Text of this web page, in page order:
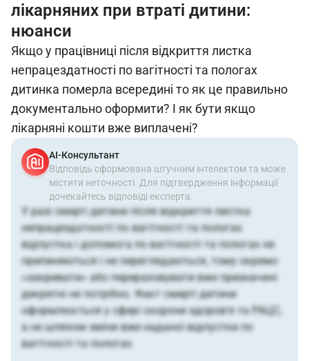
лікарняних при втраті дитини:
нюанси
Якщо у працівниці після відкриття листка
непрацездатності по вагітності та пологах
дитинка померла всередині то як це правильно
документально оформити? І як бути якщо
лікарняні кошти вже виплачені?
АІ-Консультант
Відповідь сформована штучним інтелектом та може
містити неточності. Для підтвердження інформації
дочекайтесь відповіді експерта.
У разі смерті дитини після відкриття листка
непрацездатності по вагітності та пологах
відпустка і допомога по вагітності та пологах не
припиняються і не переглядаються, тому окремо
«закривати» або перераховувати вже призначені
декретні не потрібно. Факт смерті дитини
оформлюється у сфері охорони здоров’я та РАЦС,
а не шляхом зміни вже наданої відпустки по
вагітності та пологах.